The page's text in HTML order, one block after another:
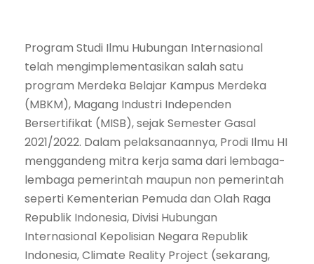
Program Studi Ilmu Hubungan Internasional
telah mengimplementasikan salah satu
program Merdeka Belajar Kampus Merdeka
(MBKM), Magang Industri Independen
Bersertifikat (MISB), sejak Semester Gasal
2021/2022. Dalam pelaksanaannya, Prodi Ilmu HI
menggandeng mitra kerja sama dari lembaga-
lembaga pemerintah maupun non pemerintah
seperti Kementerian Pemuda dan Olah Raga
Republik Indonesia, Divisi Hubungan
Internasional Kepolisian Negara Republik
Indonesia, Climate Reality Project (sekarang,